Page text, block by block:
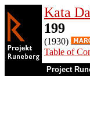
Kata
199
(1930)
Table of
Project